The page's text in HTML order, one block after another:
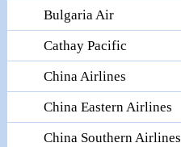
Bulgaria Air
Cathay Pacific
China Airlines
China Eastern Airlines
China Southern Airlines